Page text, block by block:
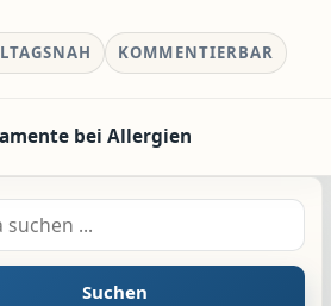
KOMMENTIERBAR
bei Allergien
Suchen